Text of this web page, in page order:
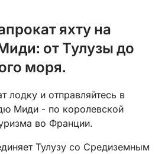
яхту на
от Тулузы до
моря.
лодку и отправляйтесь в
Миди - по королевской
во Франции.
Тулузу со Средиземным